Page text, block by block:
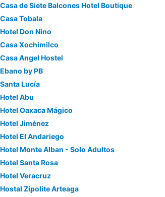
Casa de Siete Balcones Hotel Boutique
Casa Tobala
Hotel Don Nino
Casa Xochimilco
Casa Angel Hostel
Ebano by PB
Santa Lucía
Hotel Abu
Hotel Oaxaca Mágico
Hotel Jiménez
Hotel El Andariego
Hotel Monte Alban - Solo Adultos
Hotel Santa Rosa
Hotel Veracruz
Hostal Zipolite Arteaga